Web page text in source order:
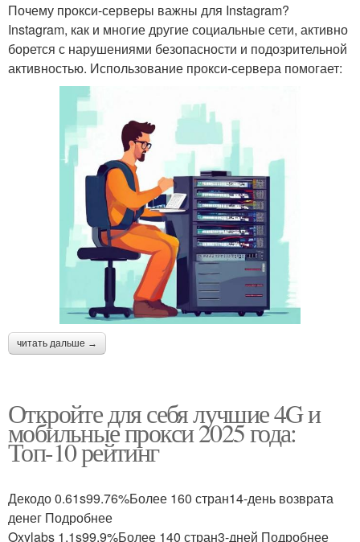
Почему прокси-серверы важны для Instagram?
Instagram, как и многие другие социальные сети, активно
борется с нарушениями безопасности и подозрительной
активностью. Использование прокси-сервера помогает:
читать дальше →
Откройте для себя лучшие 4G и
мобильные прокси 2025 года:
Топ-10 рейтинг
Декодо 0.61s99.76%Более 160 стран14-день возврата
денег Подробнее
Oxylabs 1.1s99.9%Более 140 стран3-дней Подробнее